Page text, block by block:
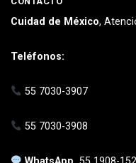
Cuidad de México,
Teléfonos:
55 7030-3907
55 7030-3908